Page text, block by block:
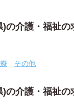
の介護・福祉の
その他
の介護・福祉の